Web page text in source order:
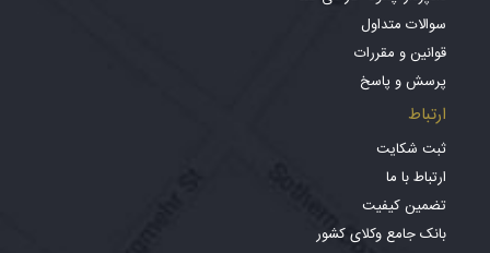
سوالات متداول
قوانین و مقررات
پرسش و پاسخ
ارتباط
ثبت شکایت
ارتباط با ما
تضمین کیفیت
بانک جامع وکلای کشور